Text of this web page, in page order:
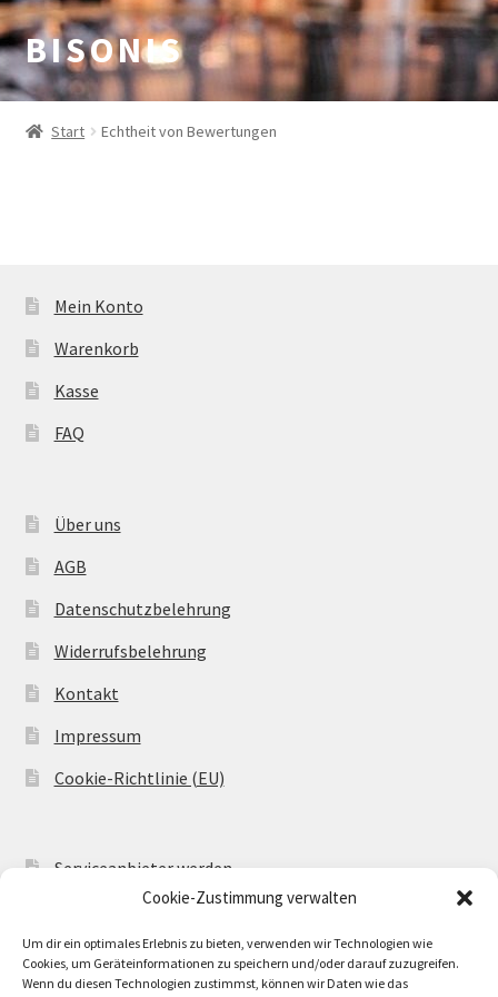
Cookie-Zustimmung verwalten
Um dir ein optimales Erlebnis zu bieten, verwenden wir Technologien wie
Cookies, um Geräteinformationen zu speichern und/oder darauf zuzugreifen.
Wenn du diesen Technologien zustimmst, können wir Daten wie das
Zur
Navigation
springen
Zum
Inhalt
springen
B I S O N I S
Start Echtheit von Bewertungen
Mein Konto
Warenkorb
Kasse
FAQ
Über uns
AGB
Datenschutzbelehrung
Widerrufsbelehrung
Kontakt
Impressum
Cookie-Richtlinie (EU)
Serviceanbieter werden
Serviceangebot einstellen
AR Welcome